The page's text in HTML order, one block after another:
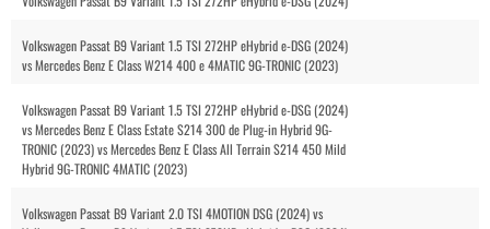
Volkswagen Passat B9 Variant 1.5 TSI 272HP eHybrid e-DSG (2024)
vs Mercedes Benz E Class W214 400 e 4MATIC 9G-TRONIC (2023)
Volkswagen Passat B9 Variant 1.5 TSI 272HP eHybrid e-DSG (2024)
vs Mercedes Benz E Class Estate S214 300 de Plug-in Hybrid 9G-
TRONIC (2023) vs Mercedes Benz E Class All Terrain S214 450 Mild
Hybrid 9G-TRONIC 4MATIC (2023)
Volkswagen Passat B9 Variant 2.0 TSI 4MOTION DSG (2024) vs